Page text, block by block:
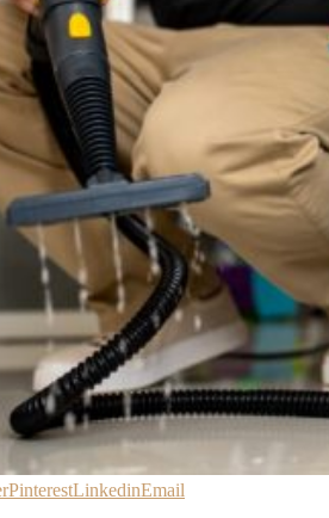
PinterestLinkedinEmail